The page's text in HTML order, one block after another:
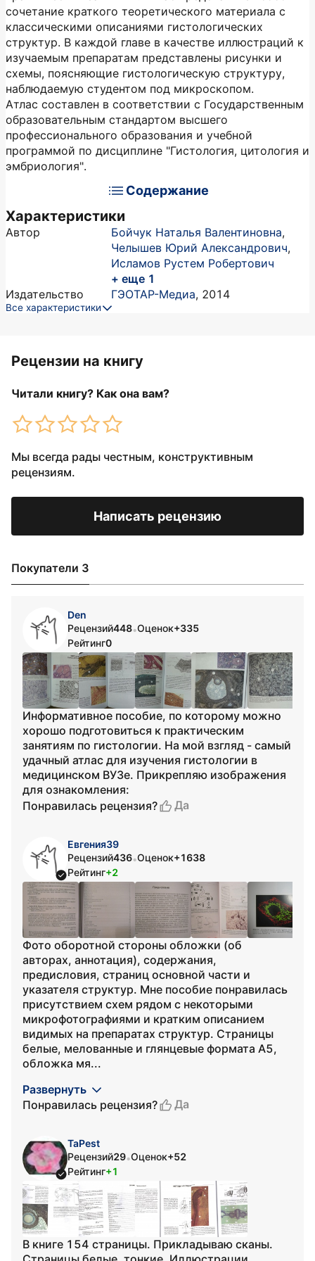
сочетание краткого теоретического материала с
классическими описаниями гистологических
структур. В каждой главе в качестве иллюстраций к
изучаемым препаратам представлены рисунки и
схемы, поясняющие гистологическую структуру,
наблюдаемую студентом под микроскопом.
Атлас составлен в соответствии с Государственным
образовательным стандартом высшего
профессионального образования и учебной
программой по дисциплине "Гистология, цитология и
эмбриология".
Содержание
Характеристики
Автор Бойчук Наталья Валентиновна,
Челышев Юрий Александрович,
Исламов Рустем Робертович
+ еще 1
Издательство
ГЭОТАР-Медиа, 2014
Все характеристики
Рецензии на книгу
Читали книгу? Как она вам?
Мы всегда рады честным, конструктивным
рецензиям.
Написать рецензию
Покупатели 3
Den
Рецензий448•Оценок+335
Рейтинг0
Информативное пособие, по которому можно
хорошо подготовиться к практическим
занятиям по гистологии. На мой взгляд - самый
удачный атлас для изучения гистологии в
медицинском ВУЗе. Прикрепляю изображения
для ознакомления:
Понравилась рецензия?
Да
Евгения39
Рецензий436•Оценок+1638
Рейтинг+2
Фото оборотной стороны обложки (об
авторах, аннотация), содержания,
предисловия, страниц основной части и
указателя структур. Мне пособие понравилась
присутствием схем рядом с некоторыми
микрофотографиями и кратким описанием
видимых на препаратах структур. Страницы
белые, мелованные и глянцевые формата А5,
обложка мя...
Развернуть
Понравилась рецензия?
Да
TaPest
Рецензий29•Оценок+52
Рейтинг+1
В книге 154 страницы. Прикладываю сканы.